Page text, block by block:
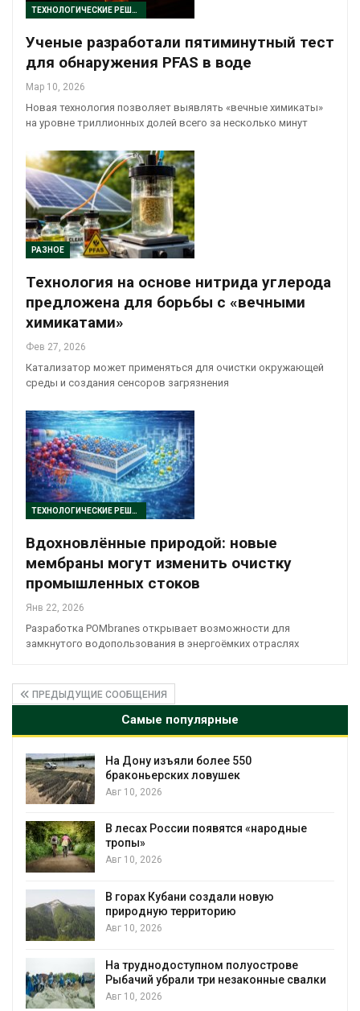
ТЕХНОЛОГИЧЕСКИЕ РЕШЕНИЯ
Ученые разработали пятиминутный тест
для обнаружения PFAS в воде
Мар 10, 2026
Новая технология позволяет выявлять «вечные химикаты»
на уровне триллионных долей всего за несколько минут
РАЗНОЕ
Технология на основе нитрида углерода
предложена для борьбы с «вечными
химикатами»
Фев 27, 2026
Катализатор может применяться для очистки окружающей
среды и создания сенсоров загрязнения
ТЕХНОЛОГИЧЕСКИЕ РЕШЕНИЯ
Вдохновлённые природой: новые
мембраны могут изменить очистку
промышленных стоков
Янв 22, 2026
Разработка POMbranes открывает возможности для
замкнутого водопользования в энергоёмких отраслях
ПРЕДЫДУЩИЕ СООБЩЕНИЯ
Самые популярные
свалки
Жара «доводит» до самоубийства и
провоцирует убийство
Авг 9, 2026
Банановые стебли в Бангладеш
сырьё
Микропластик из упаковки может
усиливать риск жировой болезни
Региональный экологический
в России фактически ушёл от
наблюдению